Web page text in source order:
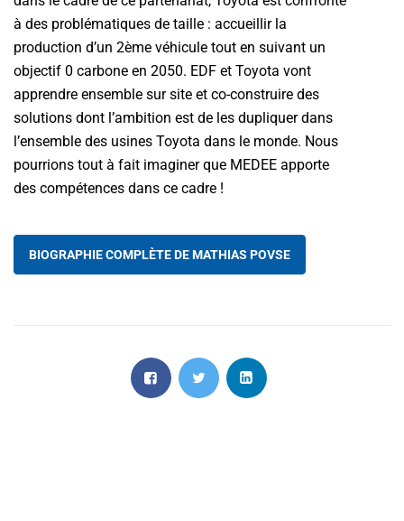
à des problématiques de taille : accueillir la
production d’un 2ème véhicule tout en suivant un
objectif 0 carbone en 2050. EDF et Toyota vont
apprendre ensemble sur site et co-construire des
solutions dont l’ambition est de les dupliquer dans
l’ensemble des usines Toyota dans le monde. Nous
pourrions tout à fait imaginer que MEDEE apporte
des compétences dans ce cadre !
BIOGRAPHIE COMPLÈTE DE MATHIAS POVSE